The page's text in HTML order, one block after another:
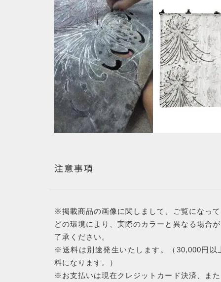
注意事項
※掲載商品の画像に関しまして、ご覧になっ
どの環境により、実際のカラーと異なる場合
了承ください。
※送料は別途発生いたします。（30,000円以
料になります。）
※お支払いは現在クレジットカード決済、ま